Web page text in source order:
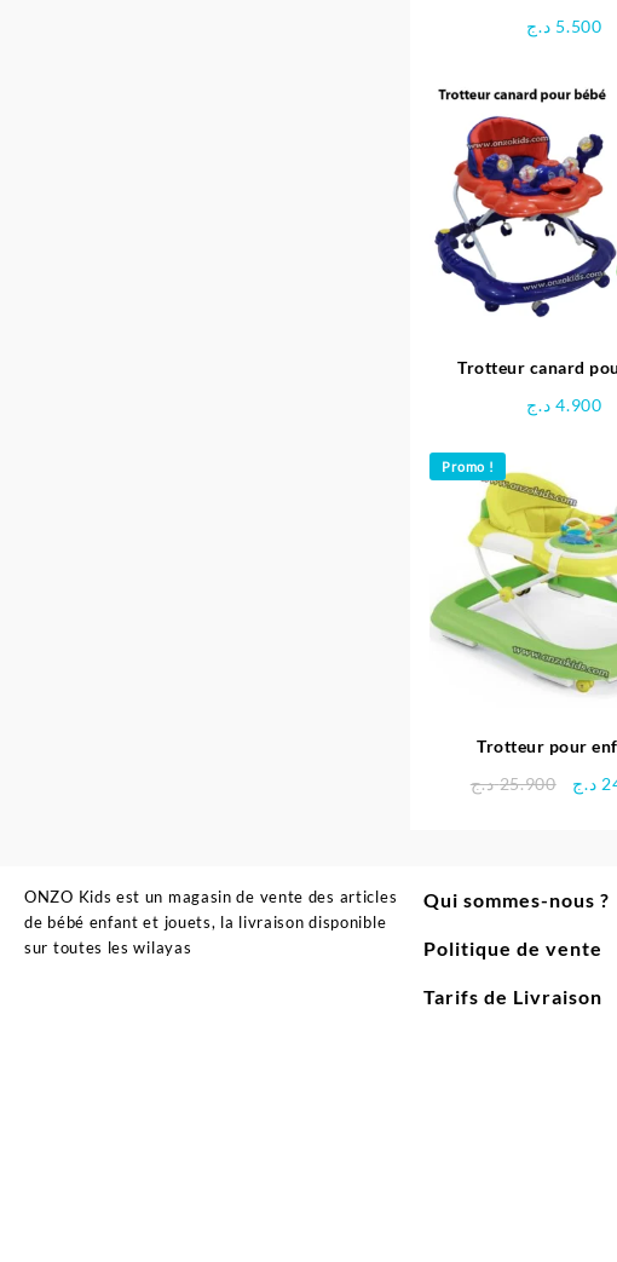
Love
5.500 د.ج
Trotteur canard
4.900 د.ج
Promo !
Trotteur pour
25.900 د.ج
Le
د.ج
ONZO Kids est un magasin de vente des articles
de bébé enfant et jouets, la livraison disponible
sur toutes les wilayas
Qui sommes-nous ?
Politique de vente
Tarifs de Livraison